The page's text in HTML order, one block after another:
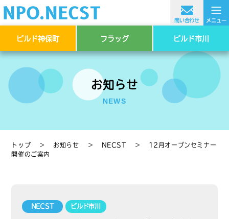
≡
メニュー
問い合わせ
ビルド神保町 フラッグ ビルド市川
お知らせ
NEWS
トップ ＞ お知らせ ＞ NECST＞
12月オープンセミナー
開催のご案内
NECST ビルド市川